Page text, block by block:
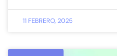
11 FEBRERO, 2025